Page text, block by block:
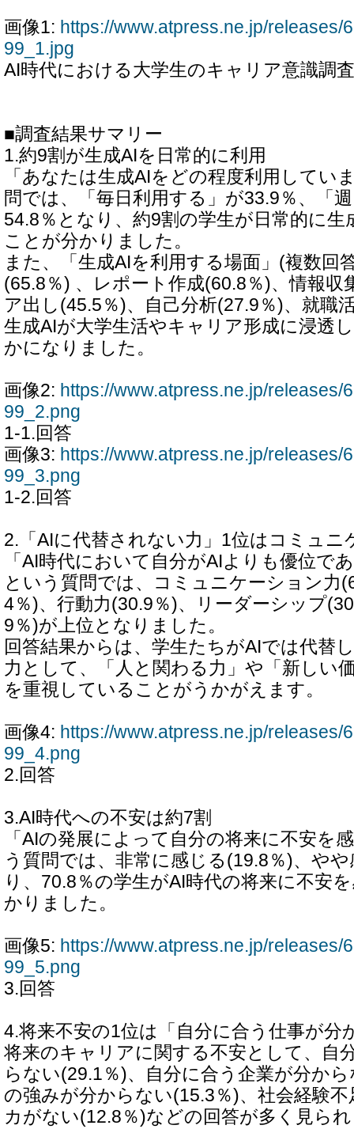
画像1: https://www.atpress.ne.jp/releases/
99_1.jpg
AI時代における大学生のキャリア意識調査
■調査結果サマリー
1.約9割が生成AIを日常的に利用
「あなたは生成AIをどの程度利用してい
問では、「毎日利用する」が33.9％、「
54.8％となり、約9割の学生が日常的に生
ことが分かりました。
また、「生成AIを利用する場面」(複数回
(65.8％) 、レポート作成(60.8％)、情報収
ア出し(45.5％)、自己分析(27.9％)、就職
生成AIが大学生活やキャリア形成に浸透
かになりました。
画像2: https://www.atpress.ne.jp/releases/
99_2.png
1-1.回答
画像3: https://www.atpress.ne.jp/releases/
99_3.png
1-2.回答
2.「AIに代替されない力」1位はコミュニ
「AI時代において自分がAIよりも優位で
という質問では、コミュニケーション力
4％)、行動力(30.9％)、リーダーシップ
9％)が上位となりました。
回答結果からは、学生たちがAIでは代替
力として、「人と関わる力」や「新しい
を重視していることがうかがえます。
画像4: https://www.atpress.ne.jp/releases/
99_4.png
2.回答
3.AI時代への不安は約7割
「AIの発展によって自分の将来に不安を
う質問では、非常に感じる(19.8％)、や
り、70.8％の学生がAI時代の将来に不安
かりました。
画像5: https://www.atpress.ne.jp/releases/
99_5.png
3.回答
4.将来不安の1位は「自分に合う仕事が分
将来のキャリアに関する不安として、自
らない(29.1％)、自分に合う企業が分か
の強みが分からない(15.3％)、社会経験
カがない(12.8％)などの回答が多く見ら